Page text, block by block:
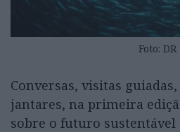
Foto: DR
Conversas, visitas
jantares, na primeira
sobre o futuro sustentável